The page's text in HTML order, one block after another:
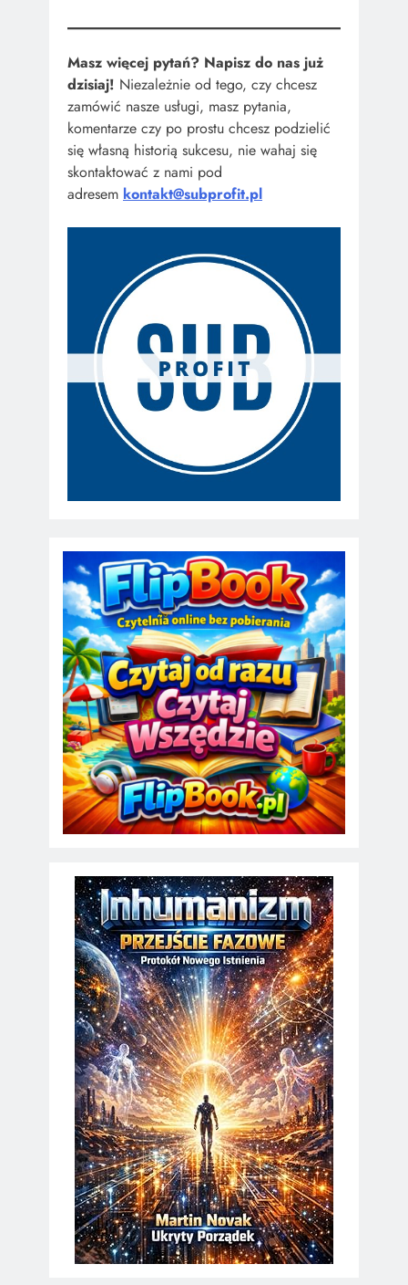
Masz więcej pytań? Napisz do nas już
dzisiaj! Niezależnie od tego, czy chcesz
zamówić nasze usługi, masz pytania,
komentarze czy po prostu chcesz podzielić
się własną historią sukcesu, nie wahaj się
skontaktować z nami pod
adresem kontakt@subprofit.pl